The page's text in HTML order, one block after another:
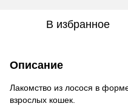
В избранное
Описание
Лакомство из лосося в
взрослых кошек.